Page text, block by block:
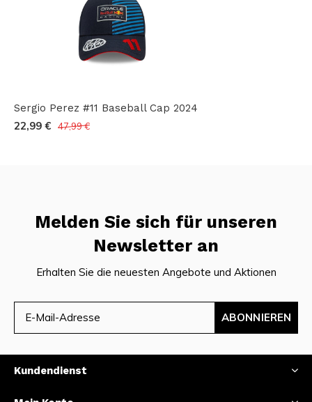
Sergio Perez #11 Baseball Cap 2024
22,99 € 47,99 €
Melden Sie sich für unseren
Newsletter an
Erhalten Sie die neuesten Angebote und Aktionen
ABONNIEREN
Kundendienst